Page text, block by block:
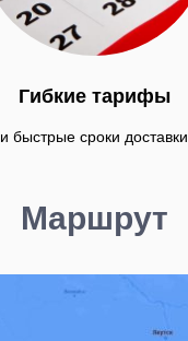
Гибкие тарифы
и быстрые сроки доставки
Маршрут